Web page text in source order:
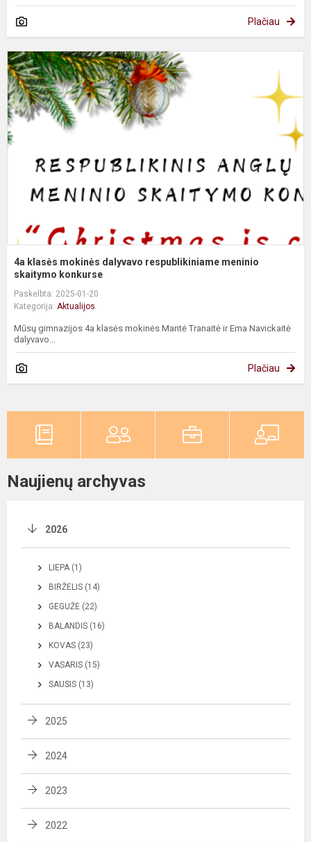
Plačiau
4a klasės mokinės dalyvavo respublikiniame meninio
skaitymo konkurse
Paskelbta: 2025-01-20
Kategorija: Aktualijos
Mūsų gimnazijos 4a klasės mokinės Mantė Tranaitė ir Ema Navickaitė
dalyvavo...
Plačiau
Naujienų archyvas
2026
LIEPA (1)
BIRŽELIS (14)
GEGUŽĖ (22)
BALANDIS (16)
KOVAS (23)
VASARIS (15)
SAUSIS (13)
2025
2024
2023
2022